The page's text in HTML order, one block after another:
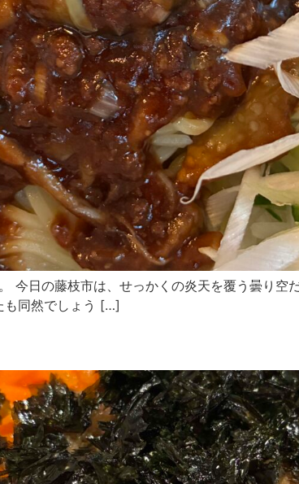
今日の藤枝市は、せっかくの炎天を覆う曇り
も同然でしょう […]